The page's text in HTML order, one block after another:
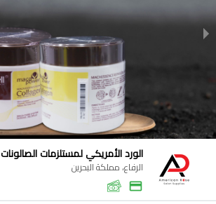
الورد الأمريكي لمستلزمات الصالونات
الرفاع، مملكة البحرين